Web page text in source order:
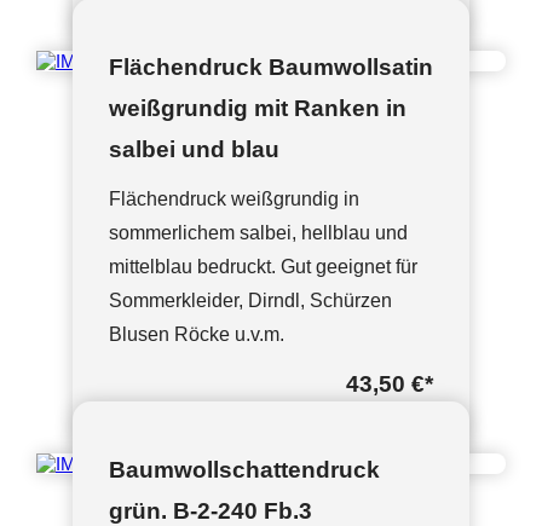
Flächendruck Baumwollsatin
weißgrundig mit Ranken in
salbei und blau
Flächendruck weißgrundig in
sommerlichem salbei, hellblau und
mittelblau bedruckt. Gut geeignet für
Sommerkleider, Dirndl, Schürzen
Blusen Röcke u.v.m.
43,50 €*
Baumwollschattendruck
grün. B-2-240 Fb.3